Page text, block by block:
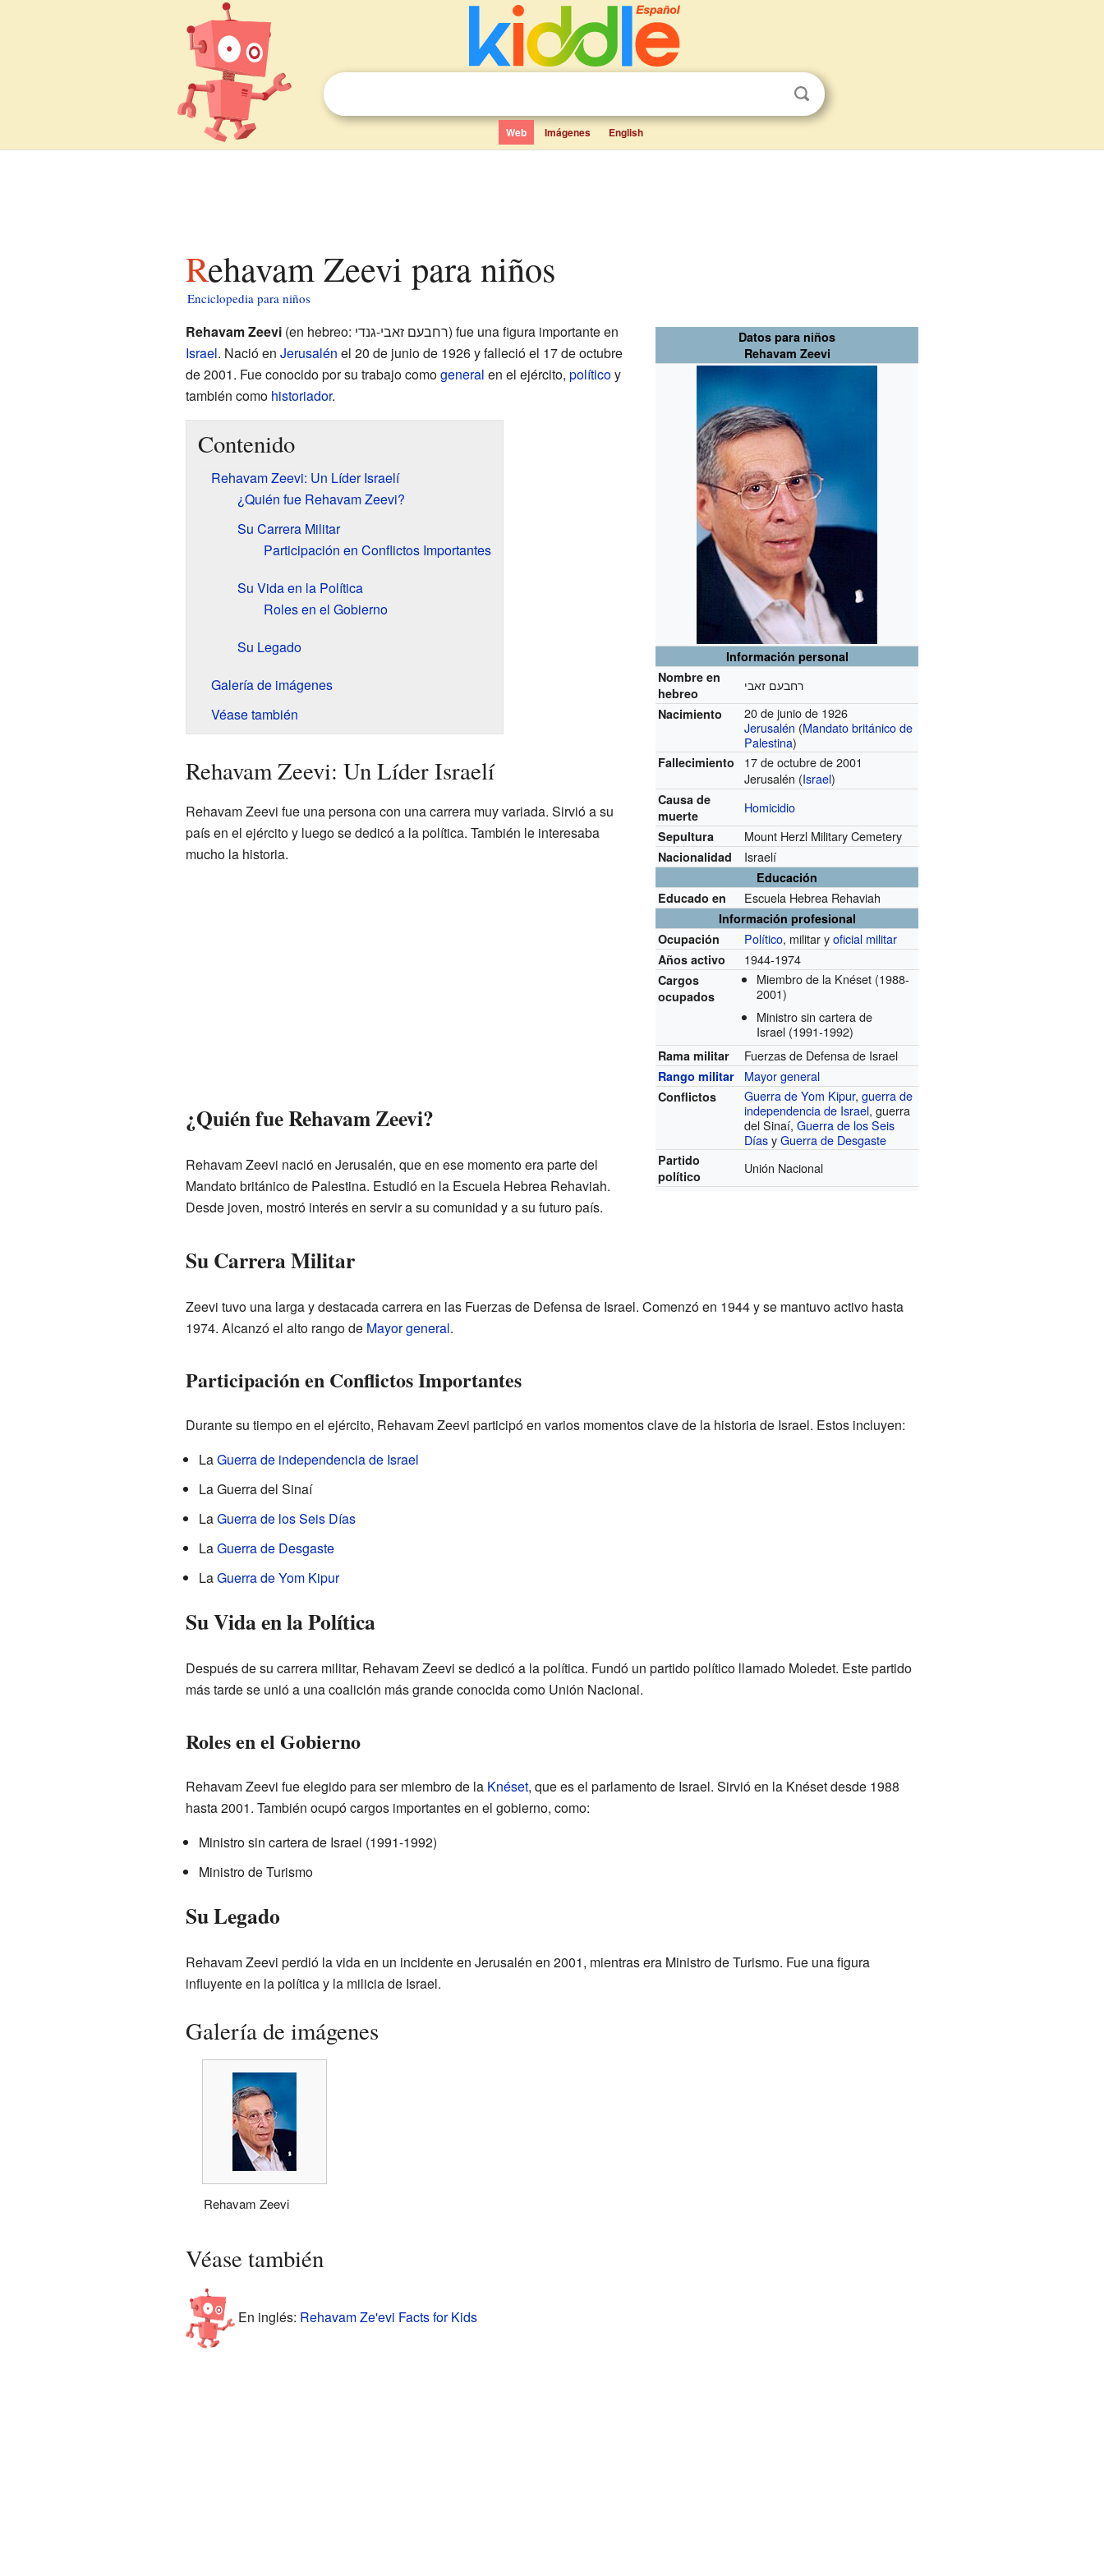
Web Imágenes English
Rehavam Zeevi para niños
Enciclopedia para niños
Datos para niños
Rehavam Zeevi
Información personal
Nombre en
hebreo
רחבעם זאבי
Nacimiento
20 de junio de 1926
Jerusalén (Mandato británico de
Palestina)
Fallecimiento
17 de octubre de 2001
Jerusalén (Israel)
Causa de
muerte
Homicidio
Sepultura Mount Herzl Military Cemetery
Nacionalidad Israelí
Educación
Educado en
Escuela Hebrea Rehaviah
Información profesional
Ocupación
Político, militar yoficial militar
Años activo 1944-1974
Cargos
ocupados
Miembro de la Knéset (1988-
2001)
Ministro sin cartera de
Israel (1991-1992)
Rama militar Fuerzas de Defensa de Israel
Rango militar Mayor general
Conflictos Guerra de Yom Kipur,guerra de
independencia de Israel, guerra
del Sinaí,Guerra de los Seis
DíasyGuerra de Desgaste
Partido
político
Unión Nacional
Rehavam Zeevi
(en hebreo: רחבעם זאבי-גנדי) fue una figura importante en
Israel. Nació en Jerusalén el 20 de junio de 1926 y falleció el 17 de octubre
de 2001. Fue conocido por su trabajo comogeneral en el ejército, políticoy
también como historiador.
Contenido
Rehavam Zeevi: Un Líder Israelí
¿Quién fue Rehavam Zeevi?
Su Carrera Militar
Participación en Conflictos Importantes
Su Vida en la Política
Roles en el Gobierno
Su Legado
Galería de imágenes
Véase también
Rehavam Zeevi: Un Líder Israelí
Rehavam Zeevi fue una persona con una carrera muy variada. Sirvió a su
país en el ejército y luego se dedicó a la política. También le interesaba
mucho la historia.
¿Quién fue Rehavam Zeevi?
Rehavam Zeevi nació en Jerusalén, que en ese momento era parte del
Mandato británico de Palestina. Estudió en la Escuela Hebrea Rehaviah.
Desde joven, mostró interés en servir a su comunidad y a su futuro país.
Su Carrera Militar
Zeevi tuvo una larga y destacada carrera en las Fuerzas de Defensa de Israel. Comenzó en 1944 y se mantuvo activo hasta
1974. Alcanzó el alto rango de Mayor general.
Participación en Conflictos Importantes
Durante su tiempo en el ejército, Rehavam Zeevi participó en varios momentos clave de la historia de Israel. Estos incluyen:
LaGuerra de independencia de Israel
La Guerra del Sinaí
LaGuerra de los Seis Días
LaGuerra de Desgaste
LaGuerra de Yom Kipur
Su Vida en la Política
Después de su carrera militar, Rehavam Zeevi se dedicó a la política. Fundó un partido político llamado Moledet. Este partido
más tarde se unió a una coalición más grande conocida como Unión Nacional.
Roles en el Gobierno
Rehavam Zeevi fue elegido para ser miembro de la Knéset, que es el parlamento de Israel. Sirvió en la Knéset desde 1988
hasta 2001. También ocupó cargos importantes en el gobierno, como:
Ministro sin cartera de Israel (1991-1992)
Ministro de Turismo
Su Legado
Rehavam Zeevi perdió la vida en un incidente en Jerusalén en 2001, mientras era Ministro de Turismo. Fue una figura
influyente en la política y la milicia de Israel.
Galería de imágenes
Rehavam Zeevi
Véase también
En inglés: Rehavam Ze'evi Facts for Kids